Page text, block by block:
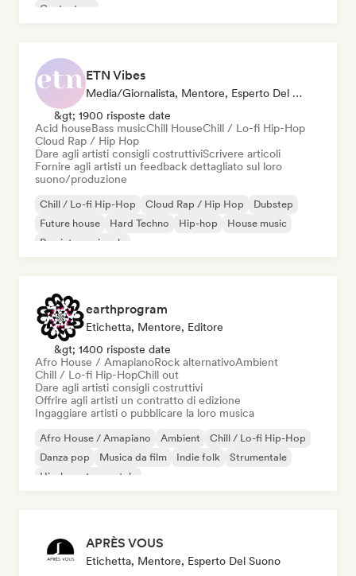
Cantautore
ETN Vibes
Media/Giornalista, Mentore, Esperto Del Suono
&gt; 1900 risposte date
Acid houseBass musicChill HouseChill / Lo-fi Hip-Hop
Cloud Rap / Hip Hop
Dare agli artisti consigli costruttiviScrivere articoli
Fornire agli artisti un feedback dettagliato sul loro
suono/produzione
Chill / Lo-fi Hip-Hop Cloud Rap / Hip Hop
Dubstep
Future house
Hard Techno Hip-hop
House music
Rap internazionale
earthprogram
Etichetta, Mentore, Editore
&gt; 1400 risposte date
Afro House / AmapianoRock alternativoAmbient
Chill / Lo-fi Hip-HopChill out
Dare agli artisti consigli costruttivi
Offrire agli artisti un contratto di edizione
Ingaggiare artisti o pubblicare la loro musica
Afro House / Amapiano Ambient
Chill / Lo-fi Hip-Hop
Danza pop
Musica da film Indie folk
Strumentale
Hip-hop strumentale
APRÈS VOUS
Etichetta, Mentore, Esperto Del Suono